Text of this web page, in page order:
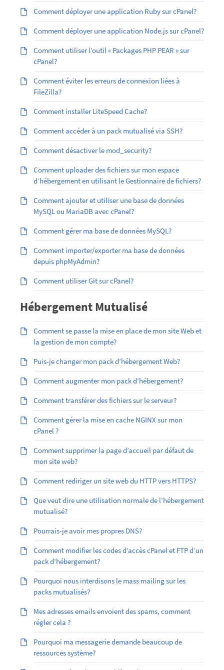
Comment déployer une application Ruby sur cPanel?
Comment déployer une application Node.js sur cPanel?
Comment utiliser l’outil « Packages PHP PEAR » sur
cPanel?
Comment éviter les erreurs de connexion liées à
FileZilla?
Comment installer LiteSpeed Cache?
Comment accéder à un pack mutualisé via SSH?
Comment désactiver le mod_security?
Comment uploader des fichiers sur mon espace
d’hébergement en utilisant le Gestionnaire de fichiers?
Comment ajouter et utiliser une base de données
MySQL ou MariaDB avec cPanel?
Comment gérer ma base de données MySQL?
Comment importer/exporter ma base de données
depuis phpMyAdmin?
Comment utiliser Git sur cPanel?
Hébergement Mutualisé
Comment se passe la mise en place de mon site Web et
la gestion de mon compte?
Puis-je changer mon pack d’hébergement Web?
Comment augmenter mon pack d’hébergement?
Comment transférer des fichiers sur le serveur?
Comment gérer la mise en cache NGINX sur mon
cPanel ?
Comment supprimer la page d’accueil par défaut de
mon site web?
Comment rediriger un site web du HTTP vers HTTPS?
Que veut dire une utilisation normale de l’hébergement
mutualisé?
Pourrais-je avoir mes propres DNS?
Comment modifier les codes d’accès cPanel et FTP d’un
pack d’hébergement?
Pourquoi nous interdisons le mass mailing sur les
packs mutualisés?
Mes adresses emails envoient des spams, comment
régler cela ?
Pourquoi ma messagerie demande beaucoup de
ressources système?